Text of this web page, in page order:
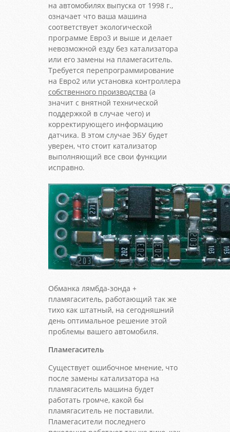
на автомобилях выпуска от 1998 г.,
означает что ваша машина
соответствует экологической
программе Евро3 и выше и делает
невозможной езду без катализатора
или его замены на пламегаситель.
Требуется перепрограммирование
на Евро2 или установка контроллера
собственного производства (а
значит с внятной технической
поддержкой в случае чего) и
корректирующего информацию
датчика. В этом случае ЭБУ будет
уверен, что стоит катализатор
выполняющий все свои функции
исправно.
Обманка лямбда-зонда +
пламягаситель, работающий так же
тихо как штатный, на сегодняшний
день оптимальное решение этой
проблемы вашего автомобиля.
Пламегаситель
Существует ошибочное мнение, что
после замены катализатора на
пламягаситель машина будет
работать громче, какой бы
пламягаситель не поставили.
Пламегасители последнего